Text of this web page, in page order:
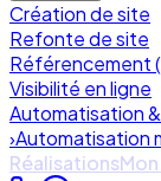
Création de site
Refonte de site
Référencement
Visibilité en ligne
Automatisation
›Automatisation
Réalisations